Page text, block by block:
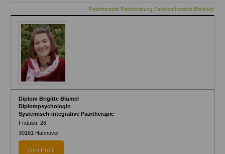
Paartherapie Paarberatung Familientherapie Bielefeld
Diplom Brigitte Blümel
Diplompsychologin
Systemisch-integrative Paartherapie
Fridastr. 26
30161 Hannover
zum Profil